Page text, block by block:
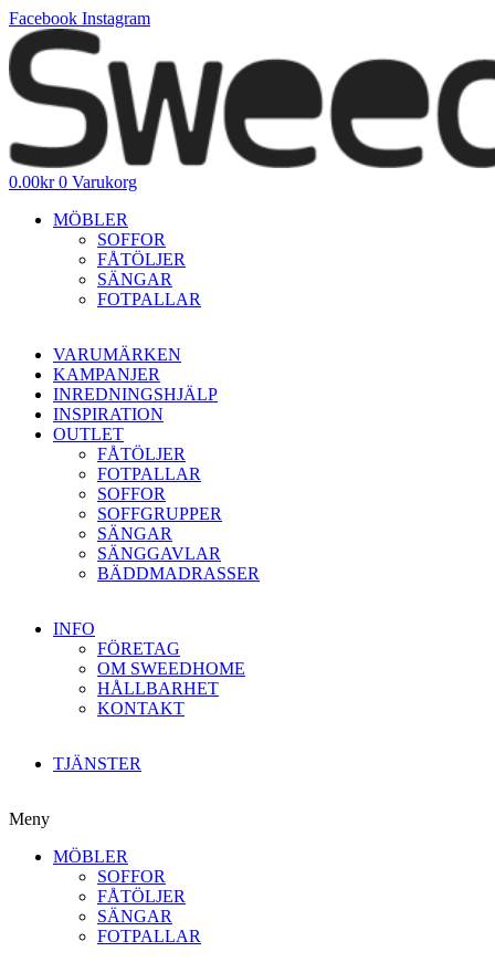
Hoppa
till
innehåll
Facebook Instagram
0.00kr 0 Varukorg
MÖBLER
SOFFOR
FÅTÖLJER
SÄNGAR
FOTPALLAR
VARUMÄRKEN
KAMPANJER
INREDNINGSHJÄLP
INSPIRATION
OUTLET
FÅTÖLJER
FOTPALLAR
SOFFOR
SOFFGRUPPER
SÄNGAR
SÄNGGAVLAR
BÄDDMADRASSER
INFO
FÖRETAG
OM SWEEDHOME
HÅLLBARHET
KONTAKT
TJÄNSTER
Meny
MÖBLER
SOFFOR
FÅTÖLJER
SÄNGAR
FOTPALLAR